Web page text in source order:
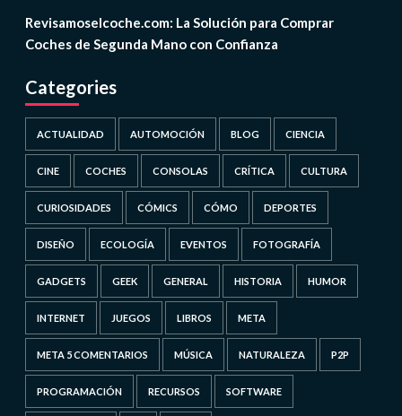
Revisamoselcoche.com: La Solución para Comprar
Coches de Segunda Mano con Confianza
Categories
ACTUALIDAD AUTOMOCIÓN BLOG CIENCIA
CINE COCHES CONSOLAS CRÍTICA CULTURA
CURIOSIDADES CÓMICS CÓMO DEPORTES
DISEÑO ECOLOGÍA EVENTOS FOTOGRAFÍA
GADGETS GEEK GENERAL HISTORIA HUMOR
INTERNET JUEGOS LIBROS META
META 5 COMENTARIOS MÚSICA NATURALEZA P2P
PROGRAMACIÓN RECURSOS SOFTWARE